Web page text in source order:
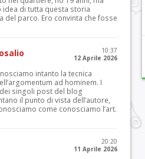
idea di tutta questa storia
del parco. Ero convinta che fosse
10:37
12 Aprile 2026
intanto la tecnica
ad hominem. I
singoli post del blog
il punto di vista dell’autore,
come conosciamo l’art.
20:20
11 Aprile 2026